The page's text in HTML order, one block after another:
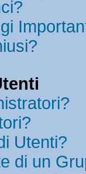
Utenti?
di un